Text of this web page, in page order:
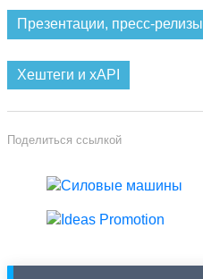
Презентации, пресс-релизы
Хештеги и xAPI
Поделиться ссылкой